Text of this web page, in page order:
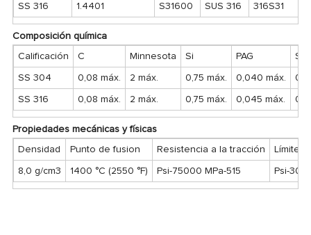
SS 316 1.4401 S31600 SUS 316 316S31
Composición química
Calificación C Minnesota Si PAG S
SS 304 0,08 máx. 2 máx. 0,75 máx. 0,040 máx.
SS 316 0,08 máx. 2 máx. 0,75 máx. 0,045 máx.
Propiedades mecánicas y físicas
Densidad Punto de fusion Resistencia a la tracción Límite
8,0 g/cm3 1400 °C (2550 °F) Psi-75000 MPa-515 Psi-